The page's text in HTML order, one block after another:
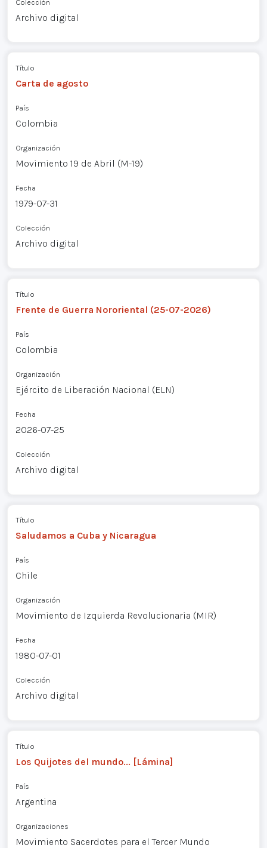
Colección
Archivo digital
Título
Carta de agosto
País
Colombia
Organización
Movimiento 19 de Abril (M-19)
Fecha
1979-07-31
Colección
Archivo digital
Título
Frente de Guerra Nororiental (25-07-2026)
País
Colombia
Organización
Ejército de Liberación Nacional (ELN)
Fecha
2026-07-25
Colección
Archivo digital
Título
Saludamos a Cuba y Nicaragua
País
Chile
Organización
Movimiento de Izquierda Revolucionaria (MIR)
Fecha
1980-07-01
Colección
Archivo digital
Título
Los Quijotes del mundo... [Lámina]
País
Argentina
Organizaciones
Movimiento Sacerdotes para el Tercer Mundo